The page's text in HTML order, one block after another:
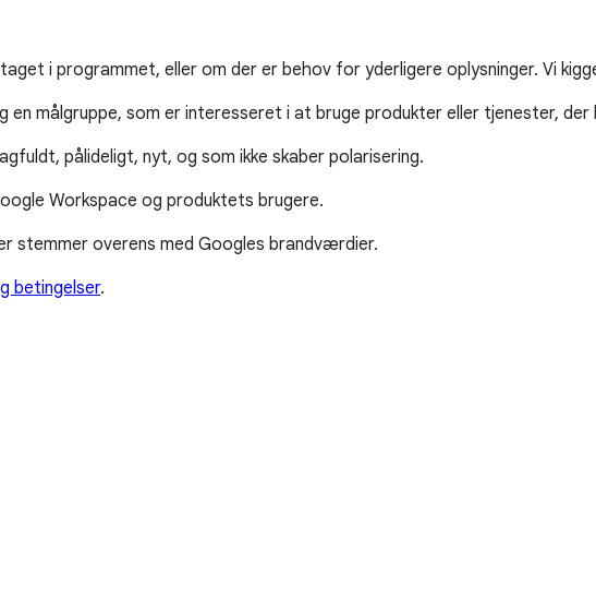
i programmet, eller om der er behov for yderligere oplysninger. Vi
en målgruppe, som er interesseret i at bruge produkter eller tjenester,
pålideligt, nyt, og som ikke skaber polarisering.
Workspace og produktets brugere.
stemmer overens med Googles brandværdier.
betingelser.